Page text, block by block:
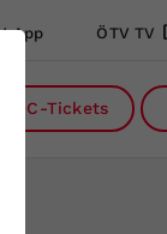
App ÖTV TV
DC-Tickets